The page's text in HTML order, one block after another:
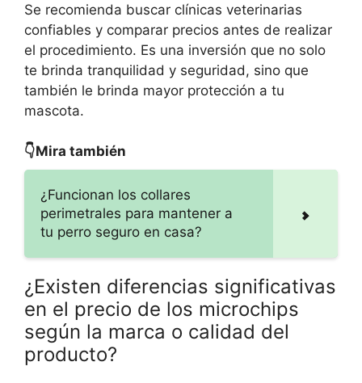
Se recomienda buscar clínicas veterinarias
confiables y comparar precios antes de realizar
el procedimiento. Es una inversión que no solo
te brinda tranquilidad y seguridad, sino que
también le brinda mayor protección a tu
mascota.
👇Mira también
¿Funcionan los collares
perimetrales para mantener a
tu perro seguro en casa?
¿Existen diferencias significativas
en el precio de los microchips
según la marca o calidad del
producto?